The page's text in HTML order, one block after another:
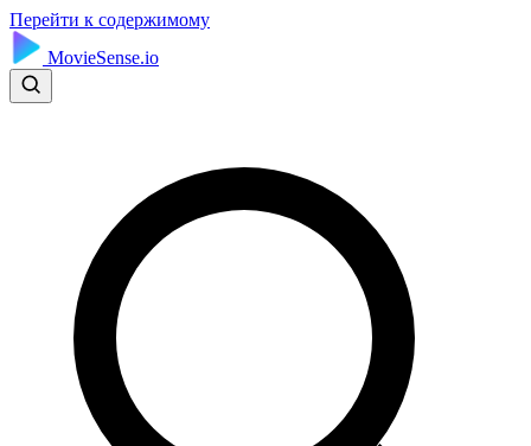
Перейти к содержимому
MovieSense.io